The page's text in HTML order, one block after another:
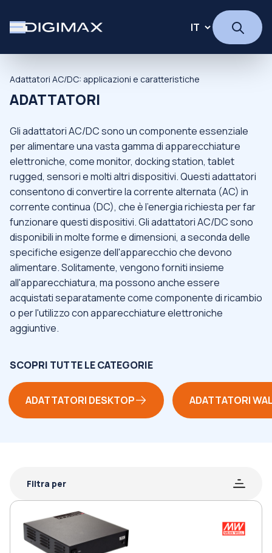
Adattatori AC/DC: applicazioni e caratteristiche
ADATTATORI
Gli adattatori AC/DC sono un componente essenziale
per alimentare una vasta gamma di apparecchiature
elettroniche, come monitor, docking station, tablet
rugged, sensori e molti altri dispositivi. Questi adattatori
consentono di convertire la corrente alternata (AC) in
corrente continua (DC), che è l'energia richiesta per far
funzionare questi dispositivi. Gli adattatori AC/DC sono
disponibili in molte forme e dimensioni, a seconda delle
specifiche esigenze dell'apparecchio che devono
alimentare. Solitamente, vengono forniti insieme
all'apparecchiatura, ma possono anche essere
acquistati separatamente come componente di ricambio
o per l'utilizzo con apparecchiature elettroniche
aggiuntive.
SCOPRI TUTTE LE CATEGORIE
ADATTATORI DESKTOP ADATTATORI
Filtra per